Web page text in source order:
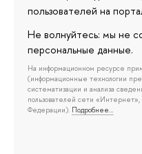
пользователей на
Не волнуйтесь: мы не
персональные данные.
На информационном ресурсе
(информационные технологии
систематизации и анализа
пользователей сети
Федерации). Подробнее…